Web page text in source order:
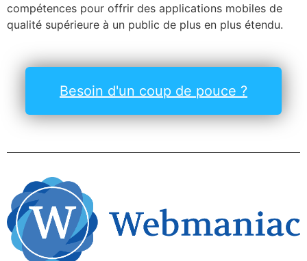
compétences pour offrir des applications mobiles de
qualité supérieure à un public de plus en plus étendu.
Besoin d'un coup de pouce ?